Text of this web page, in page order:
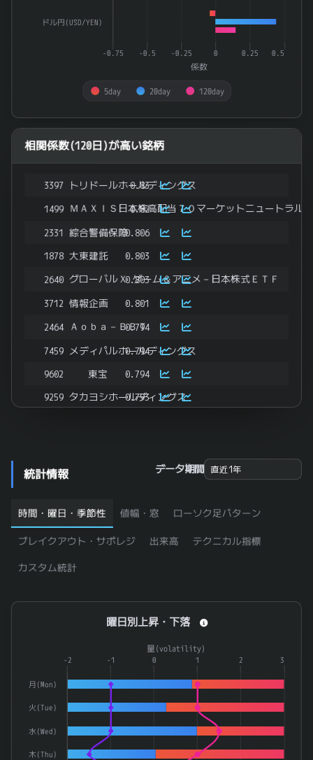
係数
5day 20day 120day
ドル円(USD/YEN)
0
-0.75 -0.5 -0.25 0.25 0.5
End of interactive chart.
相関係数(120日)が高い銘柄
3397 トリドールホールディングス
0.83
1499 ＭＡＸＩＳ日本株高配当７０マーケットニュートラル
0.82
2331 綜合警備保障0.806
1878 大東建託 0.803
2640 グローバルＸ ゲーム＆アニメ－日本株式ＥＴＦ
0.803
3712 情報企画 0.801
2464 Ａｏｂａ－ＢＢＴ
0.794
7459 メディパルホールディングス
0.794
9602 東宝 0.794
9259 タカヨシホールディングス
0.793
1456 ｉＦｒｅｅＥＴＦ 日経平均インバース・インデックス
1571 ＮＥＸＴ ＦＵＮＤＳ 日経平均インバース・インデッ
0.775
4502 武田薬品工業0.77
7634 星医療酸器
Ｂｉｒｄｍａｎ
252 鉱業
0.76
7421
カッパ・クリエイト
0.759
9044 南海電気鉄道0.759
1366 ｉＦｒｅｅＥＴＦ 日経平均ダブルインバース・インデ
0.754
統計情報 データ期間
時間・曜日・季節性 値幅・窓 ローソク足パターン
ブレイクアウト・サポレジ 出来高 テクニカル指標
カスタム統計
Combination chart with 4 data series.
The chart has 1 X axis displaying categories.
The chart has 2 Y axes displaying 率(rate) and 量
量(volatility)
月(Mon)
火(Tue)
水(Wed)
木(Thu)
0
-2 -1 1 2 3
曜日別上昇・下落